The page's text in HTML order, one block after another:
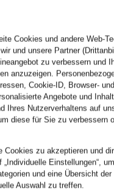
79,98 €
Cookies und andere Web-
und unsere Partner
zu verbessern und
anzuzeigen.
Cookie-ID, Browser-
Angebote und
Ihres Nutzerverhaltens auf
diese für Sie zu verbessern
Cookies zu akzeptieren und
Einstellungen“,
und eine Übersicht
Auswahl zu treffen.